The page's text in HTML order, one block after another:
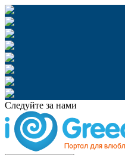
Следуйте за нами